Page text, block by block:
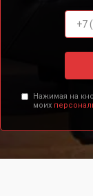
Нажимая на
моих